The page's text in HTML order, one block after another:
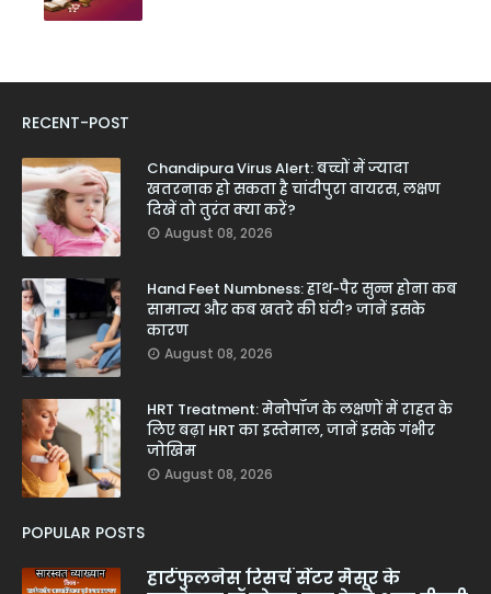
RECENT-POST
Chandipura Virus Alert: बच्चों में ज्यादा
खतरनाक हो सकता है चांदीपुरा वायरस, लक्षण
दिखें तो तुरंत क्या करें?
August 08, 2026
Hand Feet Numbness: हाथ-पैर सुन्न होना कब
सामान्य और कब खतरे की घंटी? जानें इसके
कारण
August 08, 2026
HRT Treatment: मेनोपॉज के लक्षणों में राहत के
लिए बढ़ा HRT का इस्तेमाल, जानें इसके गंभीर
जोखिम
August 08, 2026
POPULAR POSTS
हार्टफुलनेस रिसर्च सेंटर मैसूर के